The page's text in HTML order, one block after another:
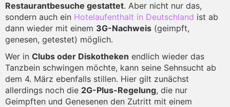
Restaurantbesuche gestattet. Aber nicht nur das,
sondern auch ein Hotelaufenthalt in Deutschland ist ab
dann wieder mit einem 3G-Nachweis (geimpft,
genesen, getestet) möglich.
Wer in Clubs oder Diskotheken endlich wieder das
Tanzbein schwingen möchte, kann seine Sehnsucht ab
dem 4. März ebenfalls stillen. Hier gilt zunächst
allerdings noch die 2G-Plus-Regelung, die nur
Geimpften und Genesenen den Zutritt mit einem